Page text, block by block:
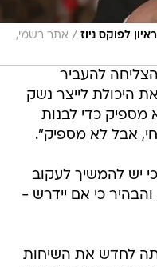
לפוקס ניוז / אתר רשמי,
להעביר
היכולת לייצר נשק
מספיק כדי לבנות
אבל לא מספיק".
יש להמשיך לעקוב
כי אם יידרש -
לחדש את השיחות